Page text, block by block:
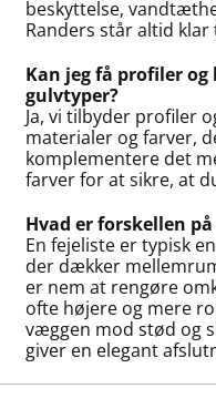
beskyttelse,
Randers står altid klar
Kan jeg få profiler
gulvtyper?
Ja, vi tilbyder profiler
materialer og farver,
komplementere det
farver for at sikre, at
Hvad er forskellen
En fejeliste er typisk
der dækker
er nem at rengøre
ofte højere og mere
væggen mod stød og
giver en elegant